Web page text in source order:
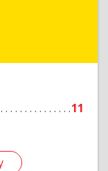
11
Пышма г,